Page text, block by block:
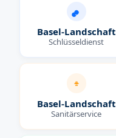
Basel-Landschaft
Schlüsseldienst
Basel-Landschaft
Sanitärservice